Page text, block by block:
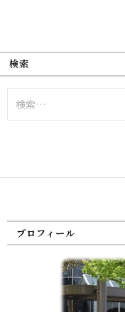
検索
索:
プロフィール